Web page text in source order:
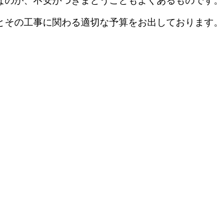
の工事に関わる適切な予算をお出しております。